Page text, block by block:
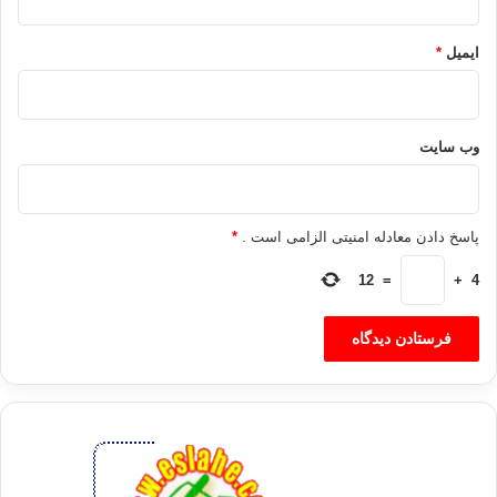
و یا این گفته آن حضرت: «شب و روز همانند دو مرکب هستند پس به نیکویی با
آن دو به سوی آخرت حرکت کنید.» و یا این حدیث که می فرماید: «از به تأخیر
انداختن بپرهیزید، چرا که مرگ ناگهانی می آید.» و همچنین در جایی دیگر می
از بند کفشتان به شما نزدیکتر است.» سپس این آیه ها را خواند «‏ فَمَن يَعْمَلْ
مِثْقَالَ ذَرَّةٍ خَيْراً يَرَهُ ‏‏ وَمَن يَعْمَلْ مِثْقَالَ ذَرَّةٍ شَرّاً يَرَهُ ‏» (الزلزال:7 و 8)
را خواهد ديد ( و سزايش را خواهد چشيد ) . »
چه خوب است که انسان گاه گاهی نفسش را از نو سازماندهی کند! و دیدگاه
های ناقدانه ای را متوجه آن کند تا عیوب و آفات آن را بشناسد و برنامه هایی
کوتاه مدت و یا بلند مدت را تنظیم کند تا از خصلت های پست رهایی یابد.
من هر چند روز به اوضاع کتابخانه ام نظری می اندازم تا آشفتگی ناشی از تکه
را در جای مناسبش قرار دهم و چیزهای زاید را در سطل آشغال بیندازم. اتاق ها
و سالن های منزل نیز بر اثر کارهای روزمره کاملاً آشفته و پریشان می گردد، اما
ایمیل *
وب‌ سایت
پاسخ دادن معادله امنیتی الزامی است . *
4
+
=
12